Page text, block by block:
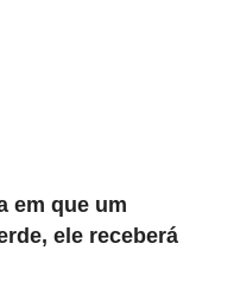
em que um
ele receberá